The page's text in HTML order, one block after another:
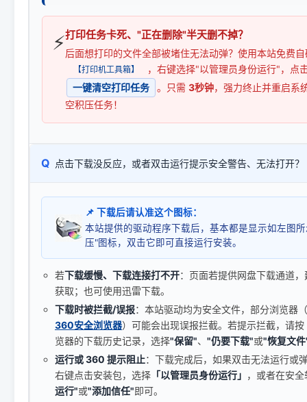
⚡打印任务卡死、"正在删除"半天删不掉？
后面想打印的文件全部被堵住无法动弹？使用本站免费
【打印机工具箱】
，右键选择"以管理员身份运行"，点
一键清空打印任务
。只需 3秒钟，强力终止并重启系
空积压任务！
Q 点击下载没反应，或者双击运行提示安全警告、无法打开？
📌 下载后请认准这个图标：
本站提供的驱动程序下载后，基本都是显示如左图
压"图标，双击它即可直接运行安装。
若下载缓慢、下载连接打不开：页面若提供网盘下载通道
获取；也可使用迅雷下载。
下载时被拦截/误报：本站驱动均为安全文件，部分浏览器
360安全浏览器）可能会出现误报拦截。若提示拦截，请按
览器的下载历史记录，选择"保留"、 "仍要下载"或"恢复文
运行或 360 提示阻止：下载完成后，如果双击无法运行或
右键点击安装包，选择 「以管理员身份运行」 ，或者在安
运行"或"添加信任"即可。